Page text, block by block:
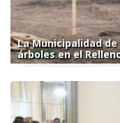
La Municipalidad
árboles en el